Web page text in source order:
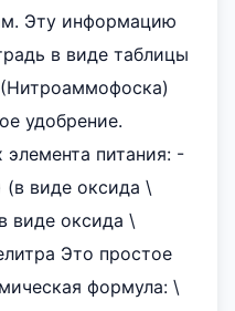
Эту информацию
в виде таблицы
удобрение.
питания: -
виде оксида \
виде оксида \
Это простое
формула: \